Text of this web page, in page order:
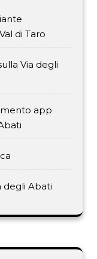
di Taro
Via degli
app
degli Abati